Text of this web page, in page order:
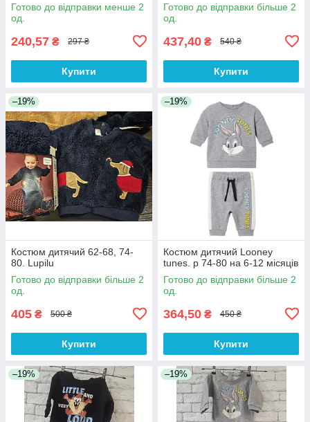
Готово до відправки менше 2
од.
240,57 ₴ 297 ₴
Купити
Готово до відправки більше 2
од.
437,40 ₴ 540 ₴
Купити
–19%
Костюм дитячий 62-68, 74-
80. Lupilu
Готово до відправки більше 2
од.
405 ₴ 500 ₴
Купити
–19%
Костюм дитячий Looney
tunes. р 74-80 на 6-12 місяців
Готово до відправки більше 2
од.
364,50 ₴ 450 ₴
Купити
–19% –19%